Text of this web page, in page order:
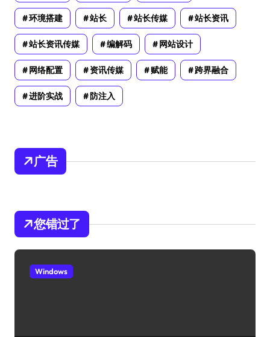
环境搭建 站长 站长传媒 站长资讯
站长资讯传媒 编解码 网站设计
网络配置 资讯传媒 赋能 跨界融合
进阶实战 防注入
广告
您错过了
Windows